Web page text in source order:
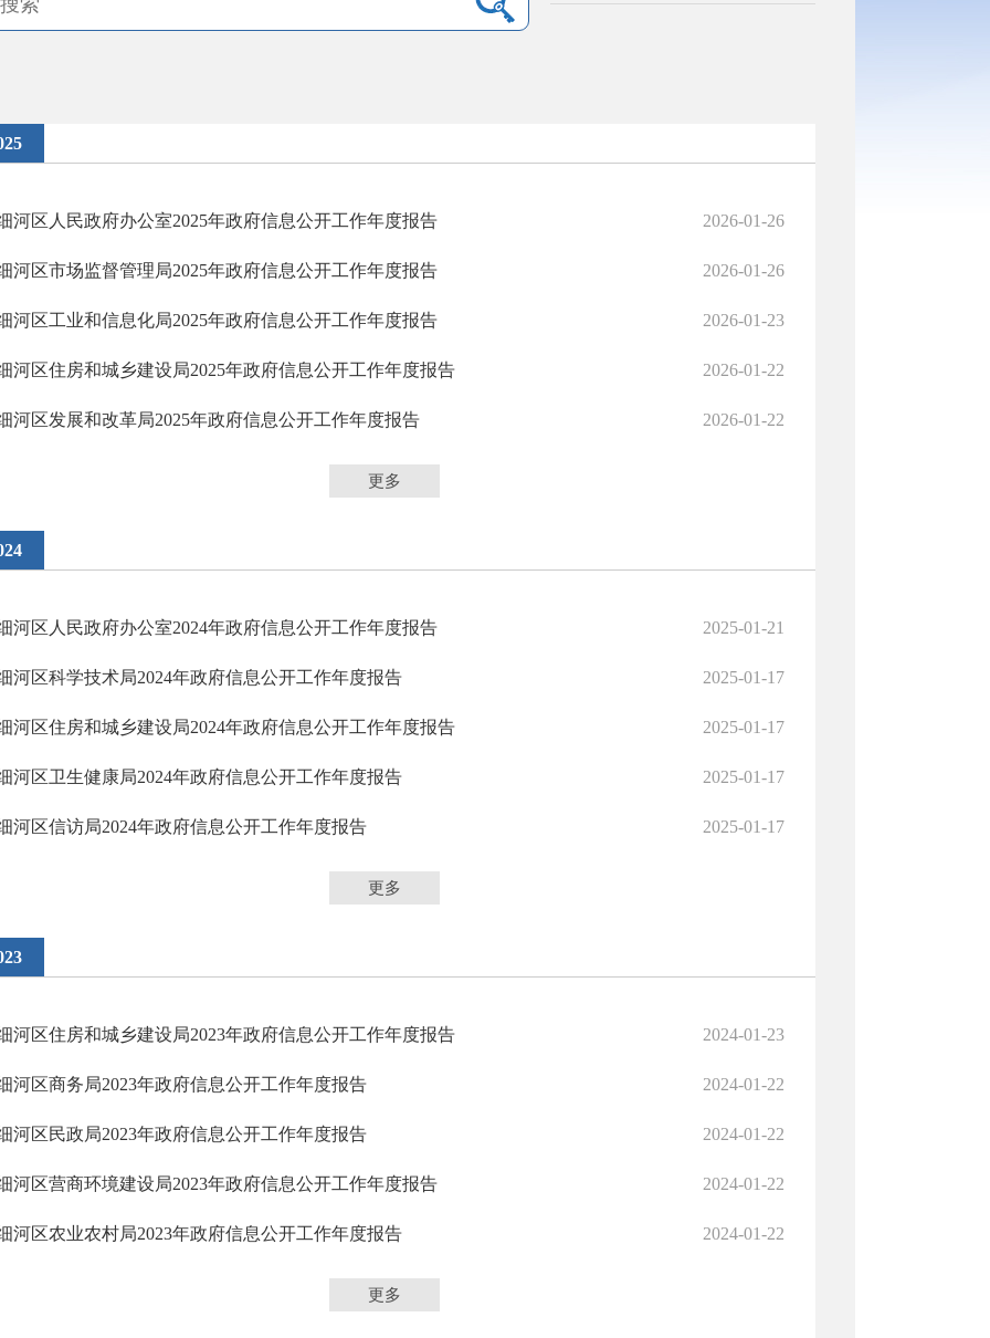
河区人民政府办公室2025年政府信息公开工作年度报告 2026-01-26
河区市场监督管理局2025年政府信息公开工作年度报告 2026-01-26
河区工业和信息化局2025年政府信息公开工作年度报告 2026-01-23
河区住房和城乡建设局2025年政府信息公开工作年度报告 2026-01-22
河区发展和改革局2025年政府信息公开工作年度报告 2026-01-22
更多
河区人民政府办公室2024年政府信息公开工作年度报告 2025-01-21
河区科学技术局2024年政府信息公开工作年度报告 2025-01-17
河区住房和城乡建设局2024年政府信息公开工作年度报告 2025-01-17
河区卫生健康局2024年政府信息公开工作年度报告 2025-01-17
河区信访局2024年政府信息公开工作年度报告 2025-01-17
更多
河区住房和城乡建设局2023年政府信息公开工作年度报告 2024-01-23
河区商务局2023年政府信息公开工作年度报告 2024-01-22
河区民政局2023年政府信息公开工作年度报告 2024-01-22
河区营商环境建设局2023年政府信息公开工作年度报告 2024-01-22
河区农业农村局2023年政府信息公开工作年度报告 2024-01-22
更多